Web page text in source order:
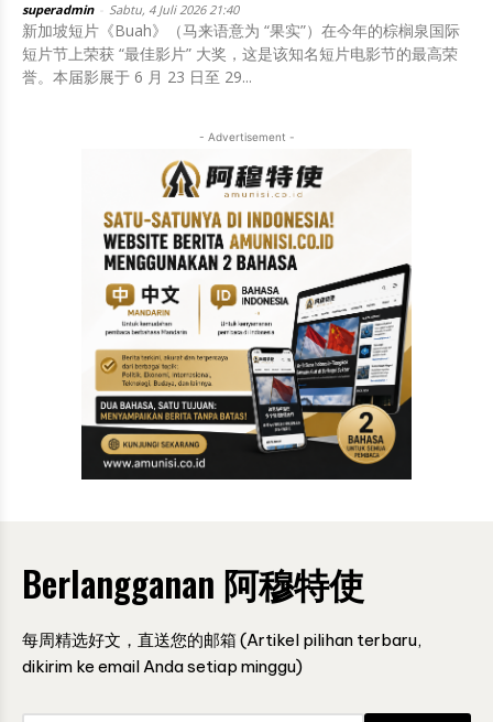
superadmin Sabtu, 4 Juli 2026 21:40
新加坡短片《Buah》（马来语意为 “果实”）在今年的棕榈泉国际
短片节上荣获 “最佳影片” 大奖，这是该知名短片电影节的最高荣
誉。本届影展于 6 月 23 日至 29...
- Advertisement -
Berlangganan 阿穆特使
每周精选好文，直送您的邮箱 (Artikel pilihan terbaru,
dikirim ke email Anda setiap minggu)